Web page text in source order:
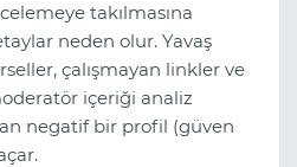
takılmasına
neden olur. Yavaş
çalışmayan linkler ve
içeriği analiz
negatif bir profil (güven